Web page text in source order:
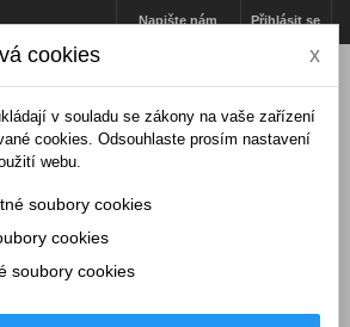
Přihlásit se
Napište nám
cookies x
v souladu se zákony na vaše zařízení
cookies. Odsouhlaste prosím nastavení
webu.
soubory cookies
cookies
soubory cookies